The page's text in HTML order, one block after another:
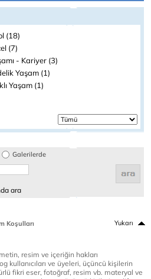
(18)
(7)
- Kariyer (3)
Yaşam (1)
Yaşam (1)
Galerilerde
ara
Koşulları Yukarı
resim ve içeriğin hakları
kullanıcıları ve üyeleri, üçüncü kişilerin
fikri eser, fotoğraf, resim vb. materyal ve